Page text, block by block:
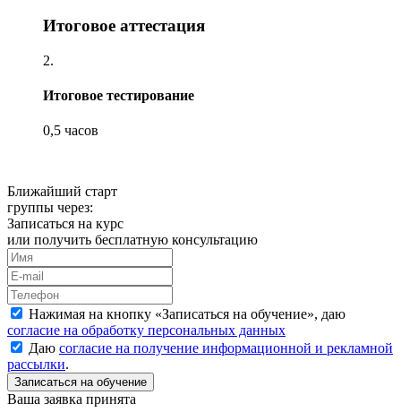
Итоговое аттестация
2.
Итоговое тестирование
0,5 часов
Ближайший старт
группы через:
Записаться на курс
или получить бесплатную консультацию
Нажимая на кнопку «Записаться на обучение», даю
согласие на обработку персональных данных
Даю согласие на получение информационной и рекламной
рассылки.
Ваша заявка принята